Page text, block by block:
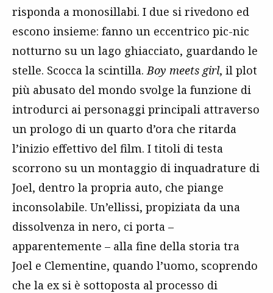
risponda a monosillabi. I due si rivedono ed
escono insieme: fanno un eccentrico pic-nic
notturno su un lago ghiacciato, guardando le
stelle. Scocca la scintilla. Boy meets girl, il plot
più abusato del mondo svolge la funzione di
introdurci ai personaggi principali attraverso
un prologo di un quarto d’ora che ritarda
l’inizio effettivo del film. I titoli di testa
scorrono su un montaggio di inquadrature di
Joel, dentro la propria auto, che piange
inconsolabile. Un’ellissi, propiziata da una
dissolvenza in nero, ci porta –
apparentemente – alla fine della storia tra
Joel e Clementine, quando l’uomo, scoprendo
che la ex si è sottoposta al processo di